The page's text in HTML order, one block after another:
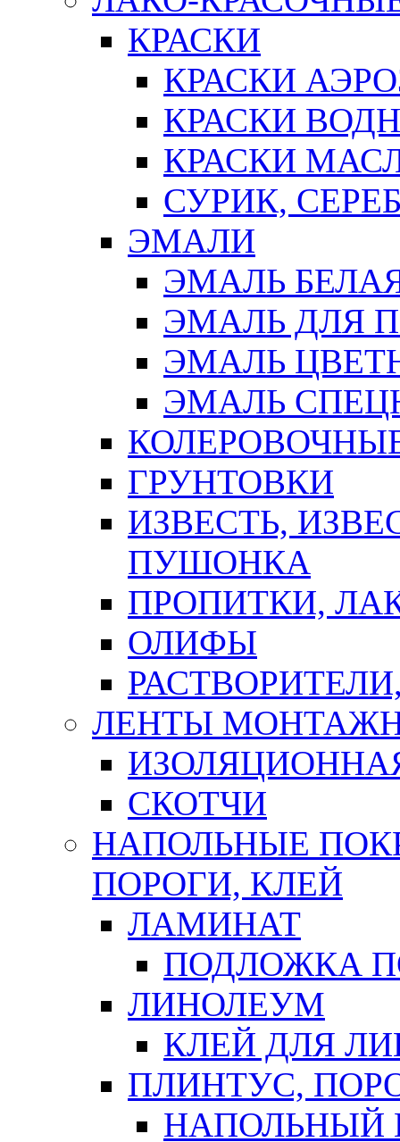
КРАСКИ
КРАСКИ
КРАСКИ
КРАСКИ
СУРИК,
ЭМАЛИ
ЭМАЛЬ
ЭМАЛЬ ДЛЯ
ЭМАЛЬ
ЭМАЛЬ
ГРУНТОВКИ
ИЗВЕСТЬ,
ПУШОНКА
ПРОПИТКИ,
ОЛИФЫ
ЛЕНТЫ
СКОТЧИ
НАПОЛЬНЫЕ
ПОРОГИ, КЛЕЙ
ЛАМИНАТ
ПОДЛОЖКА
ЛИНОЛЕУМ
КЛЕЙ ДЛЯ
ПЛИНТУС,
НАПОЛЬНЫЙ